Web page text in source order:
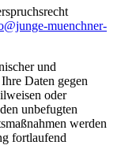
muenchner-
und
Daten gegen
oder
unbefugten
werden
fortlaufend